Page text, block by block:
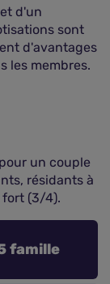
d'un
sont
d'avantages
les membres.
un couple
résidants à
fort (3/4).
famille